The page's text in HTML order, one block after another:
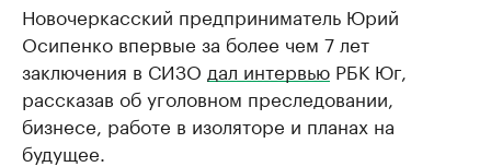
Новочеркасский предприниматель Юрий
Осипенко впервые за более чем 7 лет
заключения в СИЗО дал интервью РБК Юг,
рассказав об уголовном преследовании,
бизнесе, работе в изоляторе и планах на
будущее.